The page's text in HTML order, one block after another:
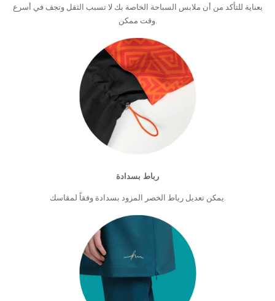
بعناية للتأكد من أن ملابس السباحة الخاصة بك لا تسبب الثقل وتجف في أسرع
وقت ممكن.
رباط بسدادة
يمكن تعديل رباط الخصر المزود بسدادة وفقاً لمقاسك.